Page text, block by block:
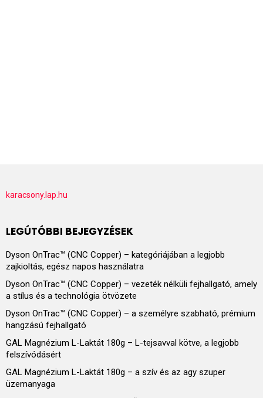
karacsony.lap.hu
LEGÚTÓBBI BEJEGYZÉSEK
Dyson OnTrac™ (CNC Copper) – kategóriájában a legjobb
zajkioltás, egész napos használatra
Dyson OnTrac™ (CNC Copper) – vezeték nélküli fejhallgató, amely
a stílus és a technológia ötvözete
Dyson OnTrac™ (CNC Copper) – a személyre szabható, prémium
hangzású fejhallgató
GAL Magnézium L-Laktát 180g – L-tejsavval kötve, a legjobb
felszívódásért
GAL Magnézium L-Laktát 180g – a szív és az agy szuper
üzemanyaga